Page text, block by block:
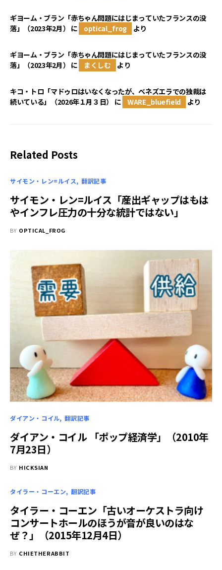
ギヨーム・ブラン「赤ちゃん問題にはじまっていたフランスの没
落」（2023年2月） に optical_frog より
ギヨーム・ブラン「赤ちゃん問題にはじまっていたフランスの没
落」（2023年2月） に まくしむ より
キコ・トロ「マドゥロはいなくなったが、ベネズエラでの独裁は
続いている」（2026年１月３日）
に WARE_bluefield より
Related Posts
サイモン・レン=ルイス 翻訳記事
サイモン・レン=ルイス「産出ギャップはもは
やインフレ圧力の十分な統計ではない」
BY OPTICAL_FROG
ダイアン・コイル 翻訳記事
ダイアン・コイル 「ポップ経済学」（2010年
7月23日）
BY HICKSIAN
タイラー・コーエン 翻訳記事
タイラー・コーエン「古いオーケストラ向け
コンサートホールのほうが音が良いのはな
ぜ？」（2015年12月4日）
BY CHIETHERABBIT